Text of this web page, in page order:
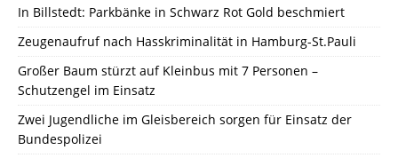
In Billstedt: Parkbänke in Schwarz Rot Gold beschmiert
Zeugenaufruf nach Hasskriminalität in Hamburg-St.Pauli
Großer Baum stürzt auf Kleinbus mit 7 Personen –
Schutzengel im Einsatz
Zwei Jugendliche im Gleisbereich sorgen für Einsatz der
Bundespolizei